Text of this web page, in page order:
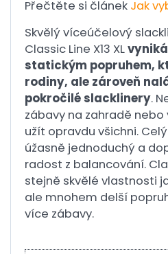
Přečtěte si článek Jak
Skvělý víceúčelový
Classic Line X13 XL
statickým popruhem,
rodiny, ale zároveň
pokročilé slacklinery.
zábavy na zahradě
užít opravdu všichni.
úžasně jednoduchý a
radost z balancování.
stejně skvělé vlastnosti
ale mnohem delší
více zábavy.